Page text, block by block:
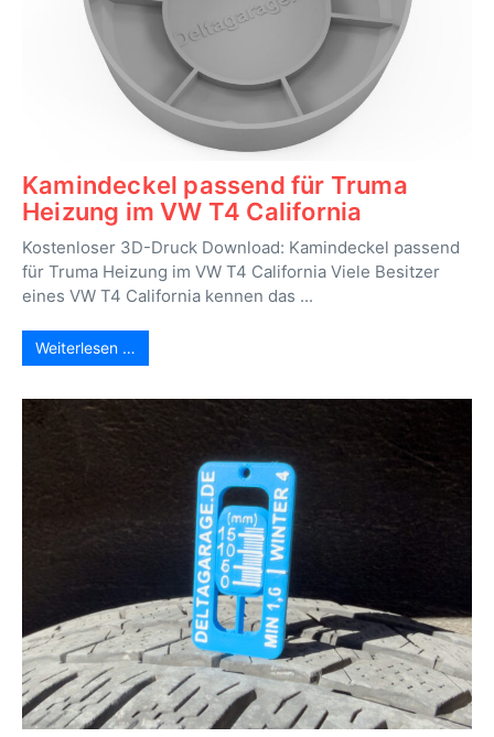
Kamindeckel passend für Truma
Heizung im VW T4 California
Kostenloser 3D-Druck Download: Kamindeckel passend
für Truma Heizung im VW T4 California Viele Besitzer
eines VW T4 California kennen das ...
Weiterlesen …